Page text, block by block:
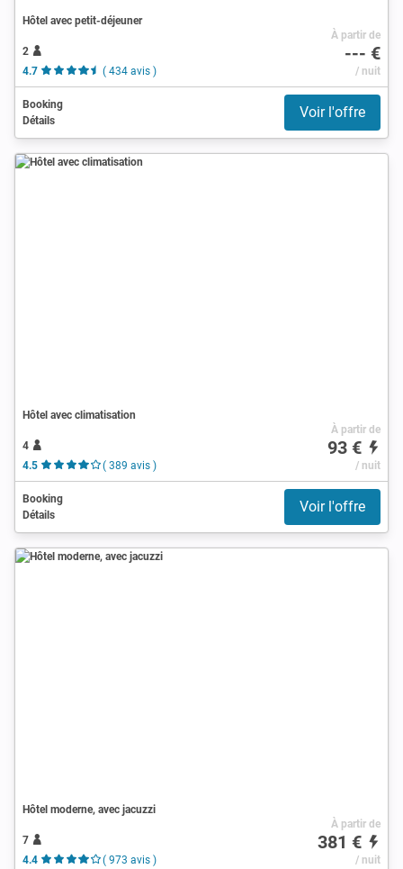
Hôtel avec petit-déjeuner
2
4.7
( 434 avis )
À partir de
--- €
/ nuit
Booking
Détails
Voir l'offre
Hôtel avec climatisation
4
4.5
( 389 avis )
À partir de
93 €
/ nuit
Booking
Détails
Voir l'offre
Hôtel moderne, avec jacuzzi
7
4.4
( 973 avis )
À partir de
381 €
/ nuit